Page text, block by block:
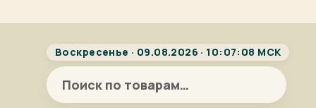
Воскресенье · 09.08.2026 · 10:07:08 МСК
Искать: